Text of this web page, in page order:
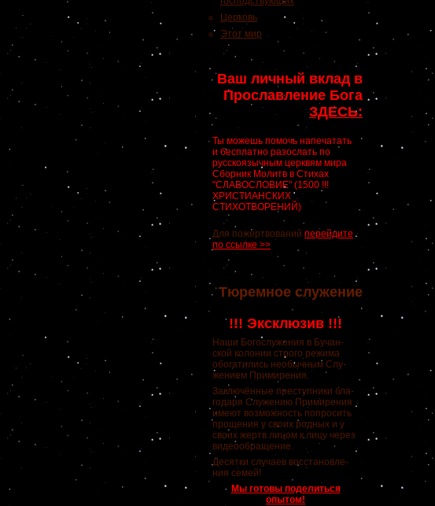
Церковь
Этот мир
Ваш личный вклад в
Прославление Бога
ЗДЕСЬ:
Ты можешь помочь напечатать
и бесплатно разослать по
русскоязычным церквям мира
Сборник Молитв в Стихах
"СЛАВОСЛОВИЕ" (1500 !!!
ХРИСТИАНСКИХ
СТИХОТВОРЕНИЙ)
Для пожертвований перейдите
по ссылке >>
Тюремное служение
!!! Эксклюзив !!!
Наши Богослужения в Бучан-
ской колонии строго режима
обогатились необычным Слу-
жением Примирения.
Заключённые преступники бла-
годаря Служению Примирения
имеют возможность попросить
прощения у своих родных и у
своих жертв лицом к лицу через
видеообращение.
Десятки случаев восстановле-
ния семей!
Мы готовы поделиться
опытом!